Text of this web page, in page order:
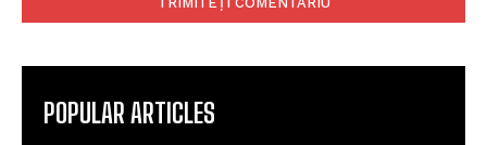
POPULAR ARTICLES